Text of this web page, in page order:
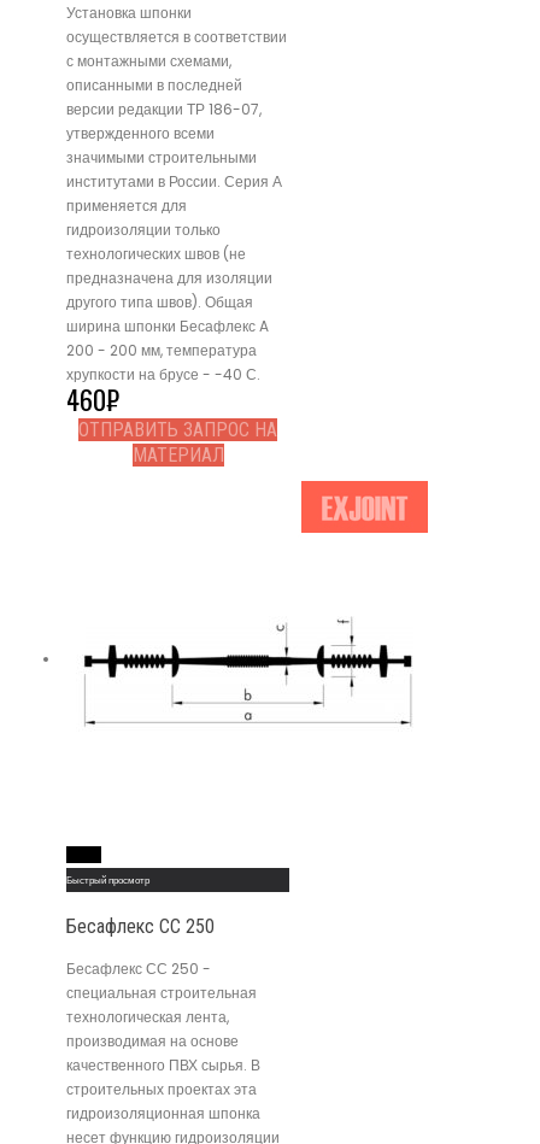
Установка шпонки
осуществляется в соответствии
с монтажными схемами,
описанными в последней
версии редакции ТР 186-07,
утвержденного всеми
значимыми строительными
институтами в России. Серия А
применяется для
гидроизоляции только
технологических швов (не
предназначена для изоляции
другого типа швов). Общая
ширина шпонки Бесафлекс A
200 - 200 мм, температура
хрупкости на брусе - -40 С.
460₽
ОТПРАВИТЬ ЗАПРОС НА
МАТЕРИАЛ
Быстрый просмотр
Бесафлекс СС 250
Бесафлекс СС 250 -
специальная строительная
технологическая лента,
производимая на основе
качественного ПВХ сырья. В
строительных проектах эта
гидроизоляционная шпонка
несет функцию гидроизоляции